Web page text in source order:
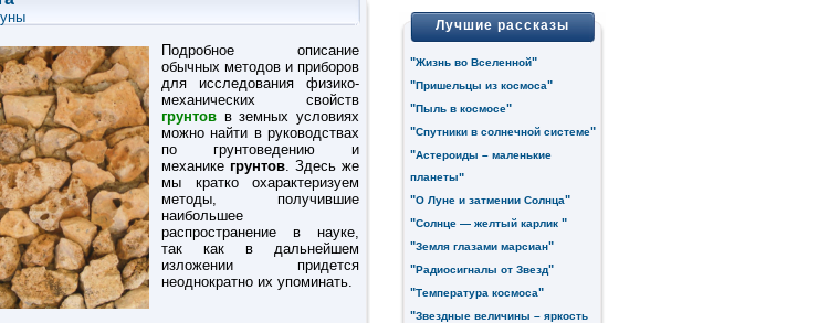
Подробное описание
обычных методов и приборов
для исследования физико-
механических свойств
грунтов в земных условиях
можно найти в руководствах
по грунтоведению и
механике грунтов. Здесь же
мы кратко охарактеризуем
методы, получившие
наибольшее
распространение в науке,
так как в дальнейшем
изложении придется
неоднократно их упоминать.
Лучшие рассказы
"Жизнь во Вселенной"
"Пришельцы из космоса"
"Пыль в космосе"
"Спутники в солнечной системе"
"Астероиды – маленькие
планеты"
"О Луне и затмении Солнца"
"Солнце — желтый карлик "
"Земля глазами марсиан"
"Радиосигналы от Звезд"
"Температура космоса"
"Звездные величины – яркость